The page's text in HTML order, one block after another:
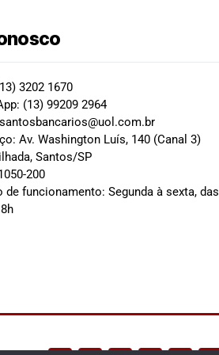
3202 1670
(13) 99209 2964
Av. Washington Luís, 140 (Canal 3)
Santos/SP
200
de funcionamento: Segunda à sexta, das